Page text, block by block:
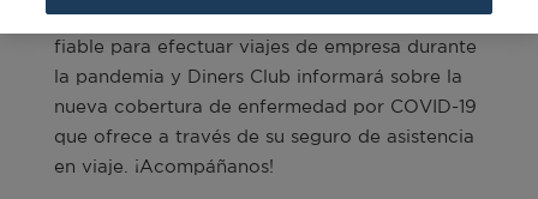
GEBTA explicará cómo obtener información
fiable para efectuar viajes de empresa durante
la pandemia y Diners Club informará sobre la
nueva cobertura de enfermedad por COVID-19
que ofrece a través de su seguro de asistencia
en viaje. ¡Acompáñanos!